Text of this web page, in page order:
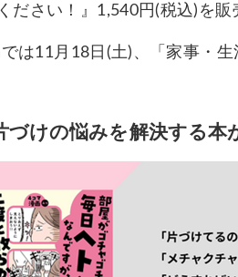
ださい！』1,540円(税込)を販
は11月18日(土)、「家事・
づけの悩みを解決する本